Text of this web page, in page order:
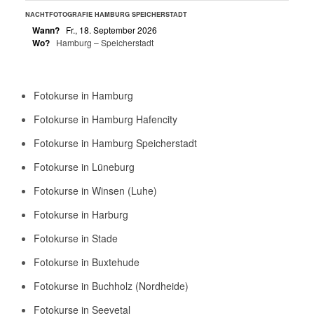
NACHTFOTOGRAFIE HAMBURG SPEICHERSTADT
Wann? Fr., 18. September 2026
Wo? Hamburg – Speicherstadt
Fotokurse in Hamburg
Fotokurse in Hamburg Hafencity
Fotokurse in Hamburg Speicherstadt
Fotokurse in Lüneburg
Fotokurse in Winsen (Luhe)
Fotokurse in Harburg
Fotokurse in Stade
Fotokurse in Buxtehude
Fotokurse in Buchholz (Nordheide)
Fotokurse in Seevetal